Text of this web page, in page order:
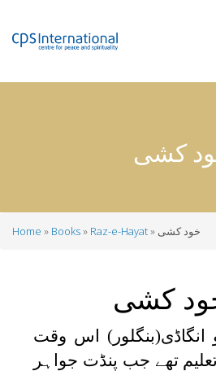
کشی
Home Books Raz-e-Hayat خود کشی
کشی
انگاڈی(بنگلور) اس وقت
تھے جب پنڈت جواہر